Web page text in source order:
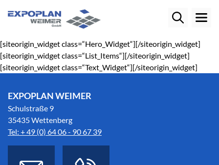
[siteorigin_widget class=“Hero_Widget“][/siteorigin_widget]
[siteorigin_widget class=“List_Items“][/siteorigin_widget]
[siteorigin_widget class=“Text_Widget“][/siteorigin_widget]
EXPOPLAN WEIMER
Schulstraße 9
35435 Wettenberg
Tel: + 49 (0) 64 06 - 90 67 39